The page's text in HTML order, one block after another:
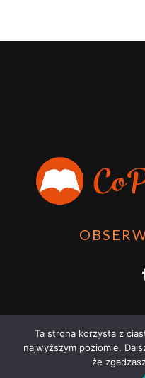
COPRZECZYTAĆ.PL 2021 |
Ta strona korzysta z
najwyższym poziomie.
że